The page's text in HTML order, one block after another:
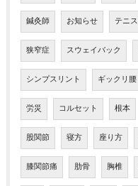
鍼灸師 お知らせ テニ
狭窄症 スウェイバック
シンプスリント ギックリ腰
労災 コルセット 根本
股関節 寝方 座り方
膝関節痛 肋骨 胸椎